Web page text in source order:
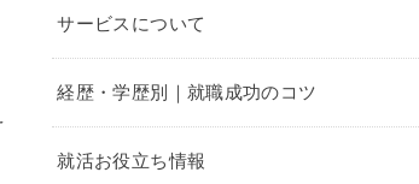
サービスについて
経歴・学歴別｜就職成功のコツ
就活お役立ち情報